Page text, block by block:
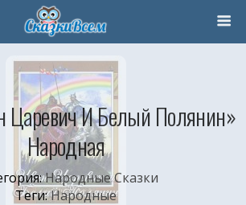
Царевич И Белый Полянин»
Народная
Народные Сказки
Теги:Народные